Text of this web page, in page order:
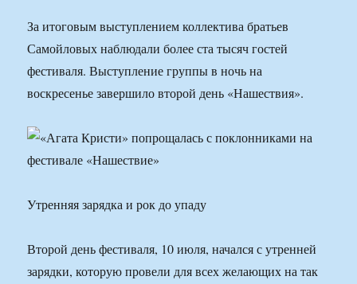
За итоговым выступлением коллектива братьев
Самойловых наблюдали более ста тысяч гостей
фестиваля. Выступление группы в ночь на
воскресенье завершило второй день «Нашествия».
Утренняя зарядка и рок до упаду
Второй день фестиваля, 10 июля, начался с утренней
зарядки, которую провели для всех желающих на так